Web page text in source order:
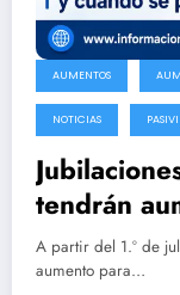
AUMENTOS
NOTICIAS
tendrán
quiénes
se paga
A partir del 1.º de
aumento para…